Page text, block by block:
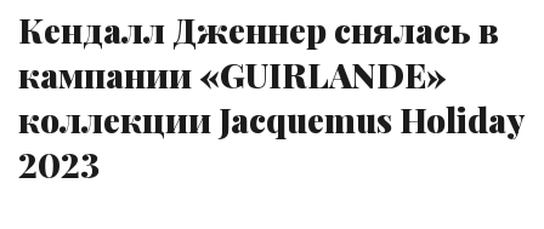
Кендалл Дженнер снялась в
кампании «GUIRLANDE»
коллекции Jacquemus Holiday
2023